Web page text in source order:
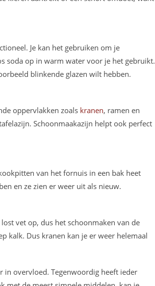
Je kan het gebruiken om je
soda op in warm water voor je het gebruikt.
blinkende glazen wilt hebben.
oppervlakken zoals kranen, ramen en
Schoonmaakazijn helpt ook perfect
van het fornuis in een bak heet
en ze zien er weer uit als nieuw.
vet op, dus het schoonmaken van de
kalk. Dus kranen kan je er weer helemaal
in overvloed. Tegenwoordig heeft ieder